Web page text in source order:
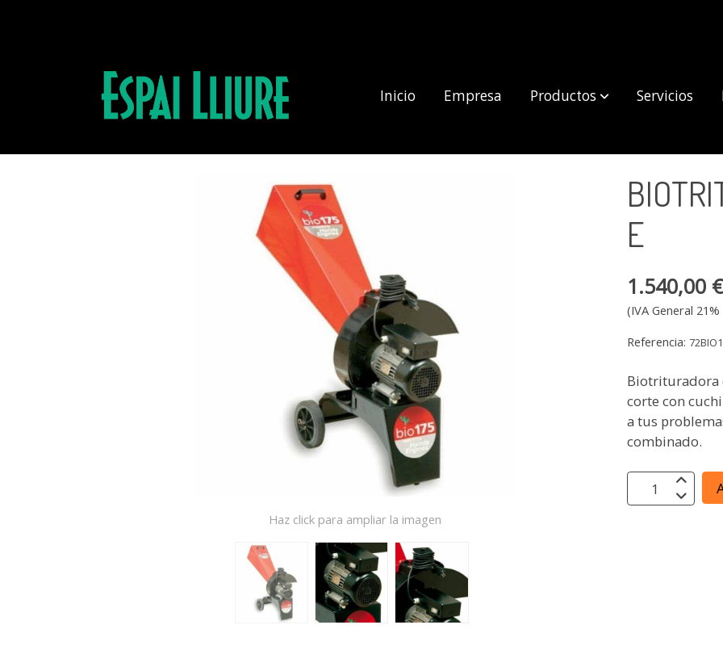
Inicio Empresa Productos Servicios
Productos BIOTRITURADORA BIO 175 E
Haz click para ampliar la imagen
E
1.540,00
(IVA General
Referencia:
Biotrituradora
corte con
a tus
combinado.